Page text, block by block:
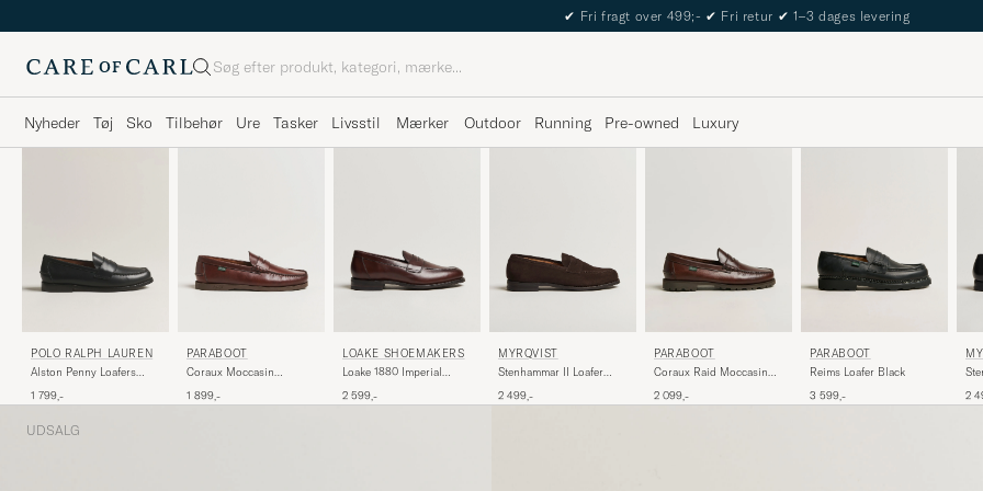
✔ Fri fragt over 499;- ✔ Fri retur ✔ 1–3 dages levering
Søg
Nyheder Tøj Sko Tilbehør Ure Tasker Livsstil Mærker Outdoor Running Pre-owned Luxury
POLO RALPH LAUREN
Alston Penny Loafers
1 799,-
PARABOOT
Coraux Moccasin
1 899,-
LOAKE SHOEMAKERS
Loake 1880 Imperial
2 599,-
MYRQVIST
Stenhammar II Loafer
2 499,-
PARABOOT
Coraux Raid Moccasin
2 099,-
PARABOOT
Reims Loafer Black
3 599,-
2
UDSALG